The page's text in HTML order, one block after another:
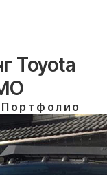
Toyota
Портфолио